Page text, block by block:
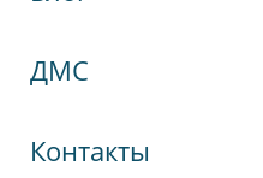
ДМС
Контакты